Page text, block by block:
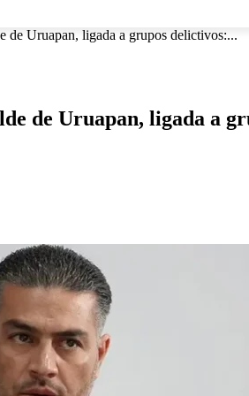
de Uruapan, ligada a grupos delictivos:...
de Uruapan, ligada a